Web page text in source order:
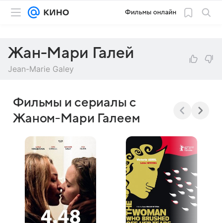
Фильмы онлайн
Жан-Мари Галей
Jean-Marie Galey
Фильмы и сериалы с
Жаном-Мари Галеем